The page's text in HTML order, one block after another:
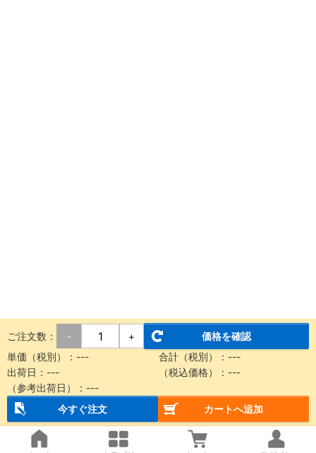
ご注文数： - +
価格を確認
単価（税別）： --- 合計（税別）： ---
出荷日： --- （税込価格）： ---
（参考出荷日）： ---
今すぐ注文
カートへ追加